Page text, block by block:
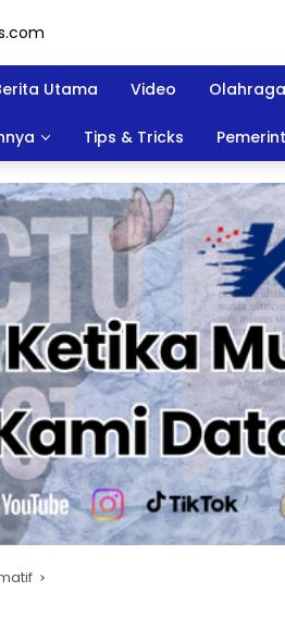
Utama Video Olahraga
Tips & Tricks